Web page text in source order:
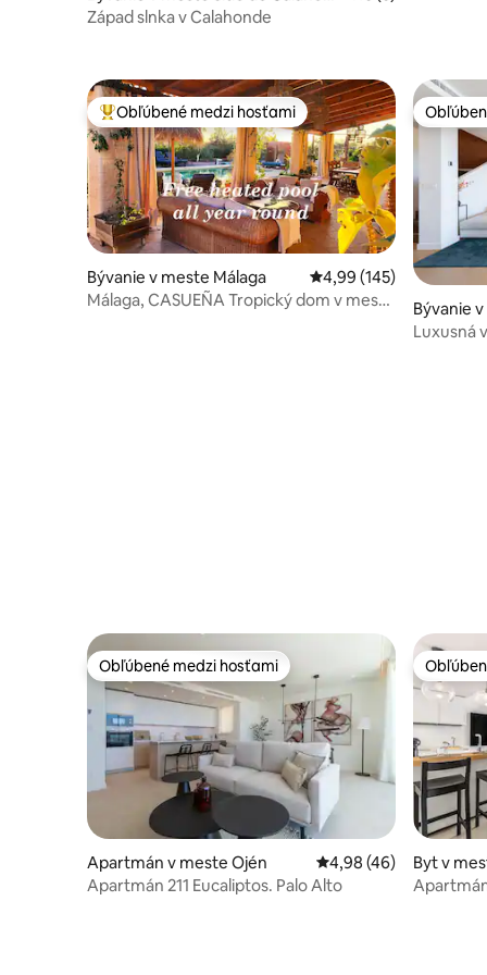
a
Západ slnka v Calahonde
Najobľúbenejšie medzi hosťami
Obľúbené medzi hosťami
Bývanie v meste Málaga Priemerné
4,99 (145)
Málaga, CASUEÑA Tropický dom v meste
Bývanie
Luxusná
Obľúbené medzi hosťami
Obľúbené medzi hosťami
Apartmán v meste Ojén Priemerné
4,98 (46)
Apartmán 211 Eucaliptos. Palo Alto
Byt v